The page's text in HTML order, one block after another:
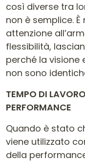
così diverse tra
non è semplice.
attenzione
flessibilità,
perché la visione
non sono
TEMPO DI
PERFORMANCE
Quando è stato
viene utilizzato
della